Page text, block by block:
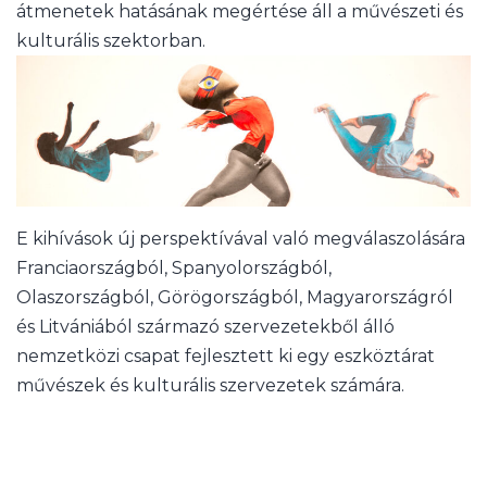
átmenetek hatásának megértése áll a művészeti és
kulturális szektorban.
E kihívások új perspektívával való megválaszolására
Franciaországból, Spanyolországból,
Olaszországból, Görögországból, Magyarországról
és Litvániából származó szervezetekből álló
nemzetközi csapat fejlesztett ki egy eszköztárat
művészek és kulturális szervezetek számára.